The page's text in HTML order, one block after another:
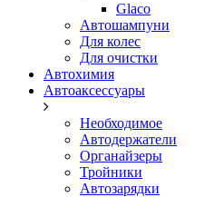
Glaco
Автошампуни
Для колес
Для очистки
Автохимия
Автоаксессуары
Необходимое
Автодержатели
Органайзеры
Тройники
Автозарядки